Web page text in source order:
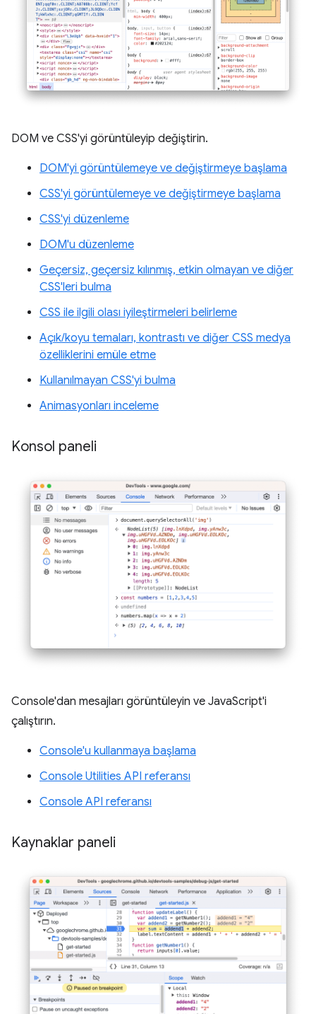
DOM ve CSS'yi görüntüleyip değiştirin.
DOM'yi görüntülemeye ve değiştirmeye başlama
CSS'yi görüntülemeye ve değiştirmeye başlama
CSS'yi düzenleme
DOM'u düzenleme
Geçersiz, geçersiz kılınmış, etkin olmayan ve diğer
CSS'leri bulma
CSS ile ilgili olası iyileştirmeleri belirleme
Açık/koyu temaları, kontrastı ve diğer CSS medya
özelliklerini emüle etme
Kullanılmayan CSS'yi bulma
Animasyonları inceleme
Konsol paneli
Console'dan mesajları görüntüleyin ve JavaScript'i
çalıştırın.
Console'u kullanmaya başlama
Console Utilities API referansı
Console API referansı
Kaynaklar paneli